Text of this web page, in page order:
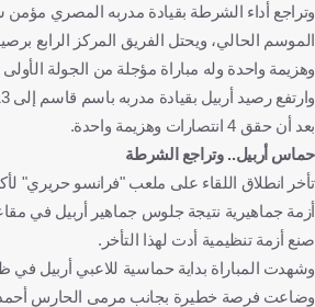
وتراجع أداء الشرطة بقيادة مدربه المصري
وهزيمة واحدة وله مباراة مؤجلة من الجولة
بعد أن حقق 4 انتصارات وهزيمة واحدة.
حماس أربيل.. وتراجع الشرطة
تأخر انطلاق اللقاء على ملعب "فرانسو
أزمة جماهيرية نتيجة جلوس جماهير أربيل في
صنع أزمة تنظيمية أدت لهذا التأخر.
وشهدت المباراة بداية حماسية للاعبي أربيل
وضاعت فرصة خطيرة بجانب مرمى الحارس